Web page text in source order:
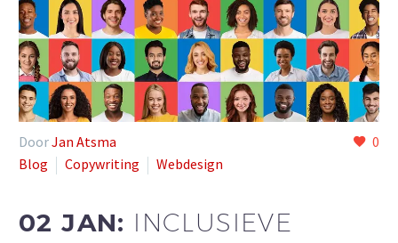
0
DoorJan Atsma
Blog
Copywriting Webdesign
02 JAN: INCLUSIEVE